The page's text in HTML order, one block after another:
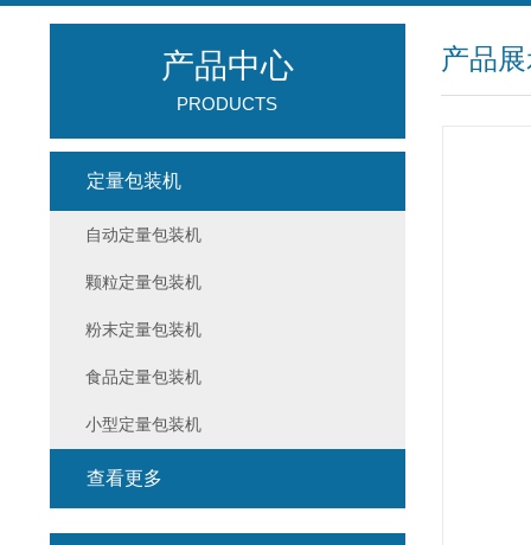
产品
产品中心
PRODUCTS
定量包装机
自动定量包装机
颗粒定量包装机
粉末定量包装机
食品定量包装机
小型定量包装机
查看更多